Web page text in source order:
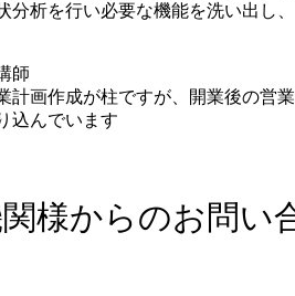
行い必要な機能を洗い出し、実
師
作成が柱ですが、開業後の営業
でいます
様からのお問い